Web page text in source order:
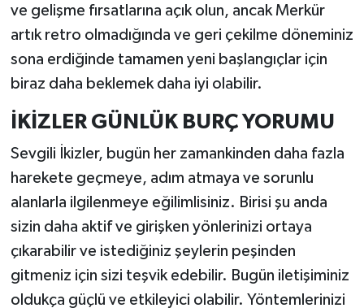
ve gelişme fırsatlarına açık olun, ancak Merkür
artık retro olmadığında ve geri çekilme döneminiz
sona erdiğinde tamamen yeni başlangıçlar için
biraz daha beklemek daha iyi olabilir.
İKİZLER GÜNLÜK BURÇ YORUMU
Sevgili İkizler, bugün her zamankinden daha fazla
harekete geçmeye, adım atmaya ve sorunlu
alanlarla ilgilenmeye eğilimlisiniz. Birisi şu anda
sizin daha aktif ve girişken yönlerinizi ortaya
çıkarabilir ve istediğiniz şeylerin peşinden
gitmeniz için sizi teşvik edebilir. Bugün iletişiminiz
oldukça güçlü ve etkileyici olabilir. Yöntemlerinizi